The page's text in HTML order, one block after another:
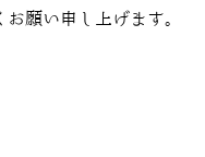
願い申し上げます。